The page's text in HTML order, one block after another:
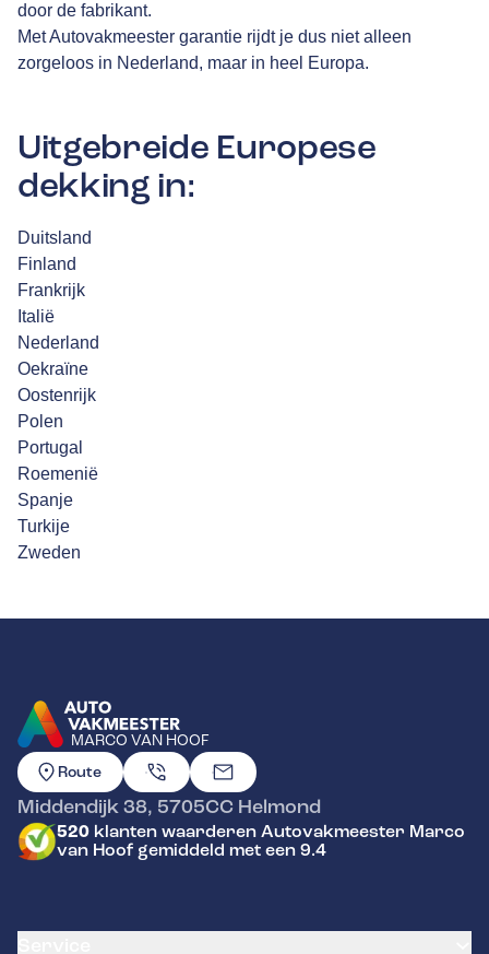
door de fabrikant.
Met Autovakmeester garantie rijdt je dus niet alleen
zorgeloos in Nederland, maar in heel Europa.
Uitgebreide Europese
dekking in:
Duitsland
Finland
Frankrijk
Italië
Nederland
Oekraïne
Oostenrijk
Polen
Portugal
Roemenië
Spanje
Turkije
Zweden
MARCO VAN HOOF
GA NAAR DE HOMEPAGINA
Route
Middendijk 38, 5705CC Helmond
520 klanten waarderen Autovakmeester Marco
van Hoof gemiddeld met een 9.4